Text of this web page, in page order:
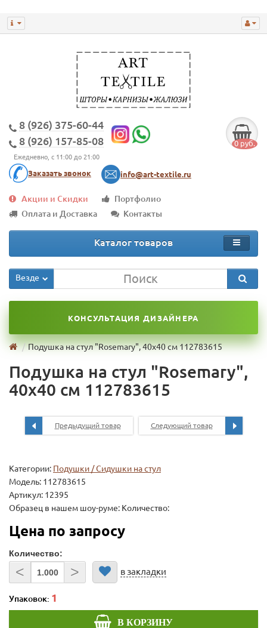
8 (926) 375-60-44
8 (926) 157-85-08
Ежедневно, с 11:00 до 21:00
Заказать звонок info@art-textile.ru
0 руб.
Акции и Скидки
Портфолио
Оплата и Доставка
Контакты
Каталог товаров
Везде
КОНСУЛЬТАЦИЯ ДИЗАЙНЕРА
Подушка на стул "Rosemary", 40х40 см 112783615
Подушка на стул "Rosemary",
40х40 см 112783615
Предыдущий товар Следующий товар
Категории: Подушки / Сидушки на стул
Модель: 112783615
Артикул: 12395
Образец в нашем шоу-руме: Количество:
Цена по запросу
Количество:
< > в закладки
Упаковок:
В КОРЗИНУ